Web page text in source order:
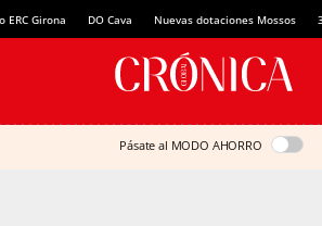
ERC Girona DO Cava Nuevas dotaciones Mossos
Pásate al MODO AHORRO